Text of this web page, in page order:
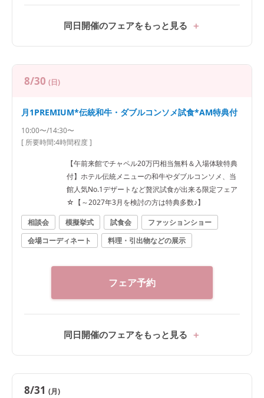
同日開催のフェアをもっと見る
8/30 (日)
月1PREMIUM*伝統和牛・ダブルコンソメ試食*AM特典付
10:00〜/14:30〜
[ 所要時間:4時間程度]
【午前来館でチャペル20万円相当無料＆入場体験特典
付】ホテル伝統メニューの和牛やダブルコンソメ、当
館人気No.1デザートなど贅沢試食が出来る限定フェア
☆【～2027年3月を検討の方は特典多数♪】
相談会
模擬挙式 試食会
ファッションショー
会場コーディネート
料理・引出物などの展示
フェア予約
同日開催のフェアをもっと見る
8/31 (月)